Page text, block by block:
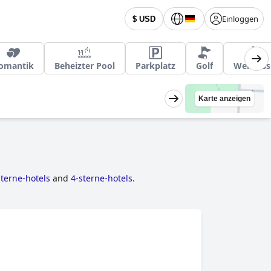
$ USD Einloggen
Beheizter Pool Parkplatz Golf Wellness
Karte anzeigen
hotels and 4-sterne-hotels.